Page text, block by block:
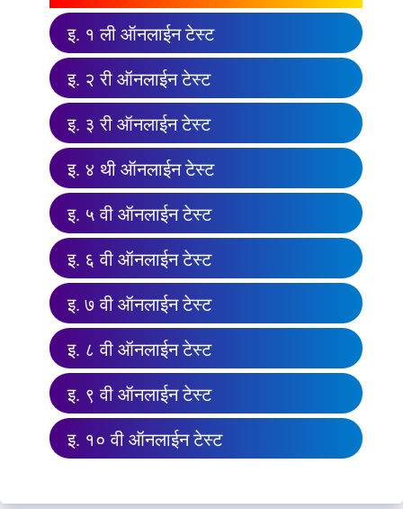
इ. १ ली ऑनलाईन टेस्ट
इ. २ री ऑनलाईन टेस्ट
इ. ३ री ऑनलाईन टेस्ट
इ. ४ थी ऑनलाईन टेस्ट
इ. ५ वी ऑनलाईन टेस्ट
इ. ६ वी ऑनलाईन टेस्ट
इ. ७ वी ऑनलाईन टेस्ट
इ. ८ वी ऑनलाईन टेस्ट
इ. ९ वी ऑनलाईन टेस्ट
इ. १० वी ऑनलाईन टेस्ट